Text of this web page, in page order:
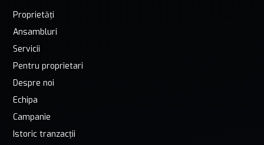
Proprietăți
Ansambluri
Servicii
Pentru proprietari
Despre noi
Echipa
Campanie
Istoric tranzacții